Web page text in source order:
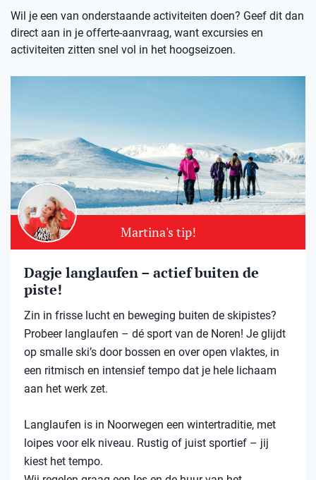
Wil je een van onderstaande activiteiten doen? Geef dit dan
direct aan in je offerte-aanvraag, want excursies en
activiteiten zitten snel vol in het hoogseizoen.
Martina's tip!
Dagje langlaufen – actief buiten de
piste!
Zin in frisse lucht en beweging buiten de skipistes?
Probeer langlaufen – dé sport van de Noren! Je glijdt
op smalle ski’s door bossen en over open vlaktes, in
een ritmisch en intensief tempo dat je hele lichaam
aan het werk zet.
Langlaufen is in Noorwegen een wintertraditie, met
loipes voor elk niveau. Rustig of juist sportief – jij
kiest het tempo.